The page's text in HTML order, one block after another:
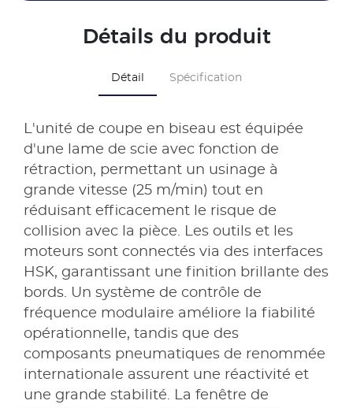
Détails du produit
Détail Spécification
L'unité de coupe en biseau est équipée
d'une lame de scie avec fonction de
rétraction, permettant un usinage à
grande vitesse (25 m/min) tout en
réduisant efficacement le risque de
collision avec la pièce. Les outils et les
moteurs sont connectés via des interfaces
HSK, garantissant une finition brillante des
bords. Un système de contrôle de
fréquence modulaire améliore la fiabilité
opérationnelle, tandis que des
composants pneumatiques de renommée
internationale assurent une réactivité et
une grande stabilité. La fenêtre de